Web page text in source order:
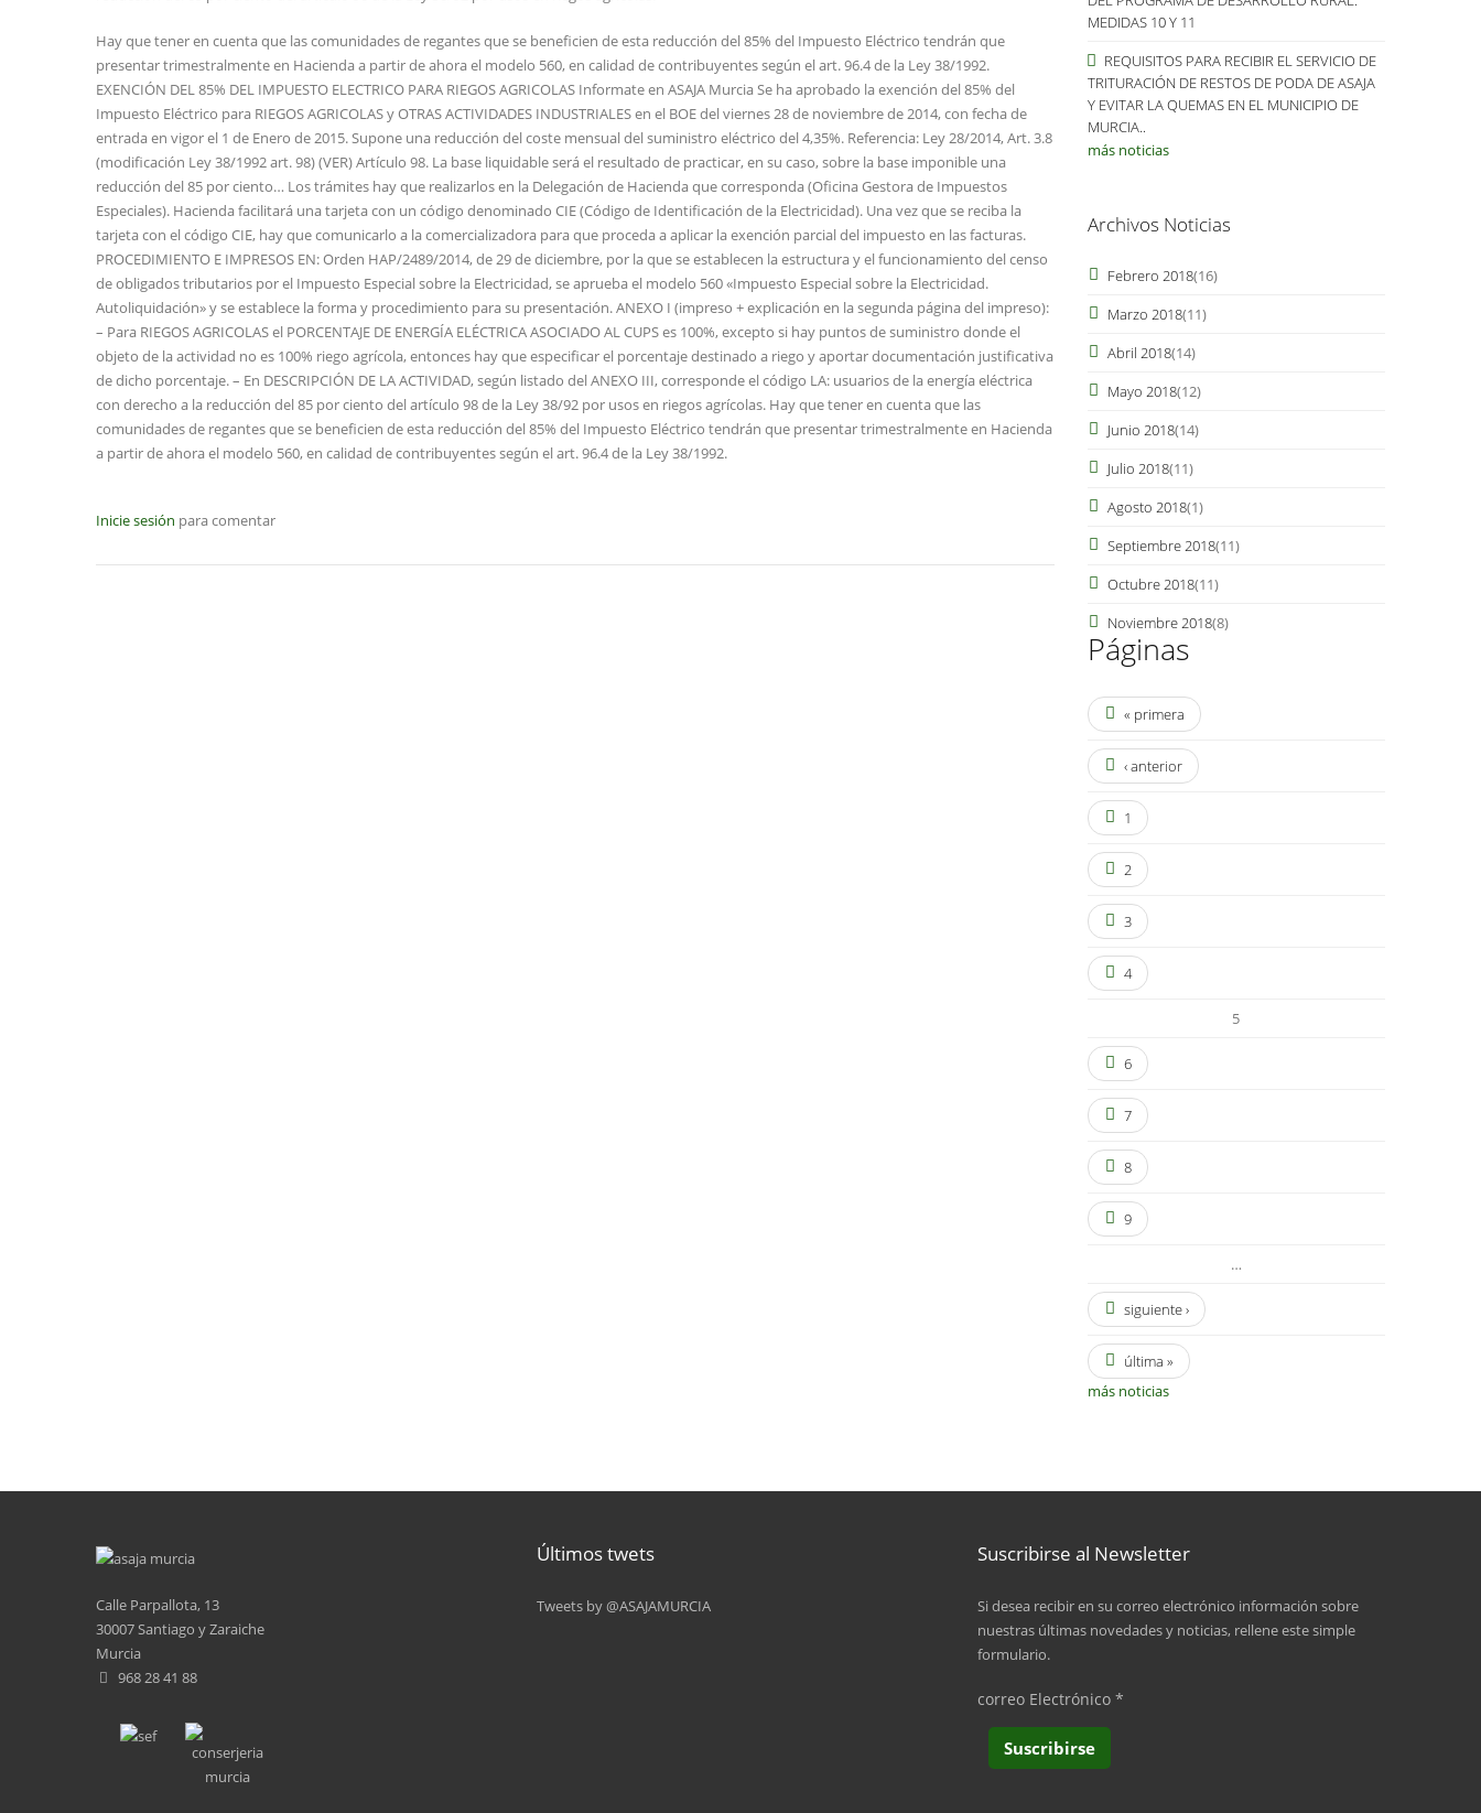
Hay que tener en cuenta que las comunidades de regantes que se beneficien de esta reducción del 85% del Impuesto Eléctrico tendrán que
presentar trimestralmente en Hacienda a partir de ahora el modelo 560, en calidad de contribuyentes según el art. 96.4 de la Ley 38/1992.
EXENCIÓN DEL 85% DEL IMPUESTO ELECTRICO PARA RIEGOS AGRICOLAS Informate en ASAJA Murcia Se ha aprobado la exención del 85% del
Impuesto Eléctrico para RIEGOS AGRICOLAS y OTRAS ACTIVIDADES INDUSTRIALES en el BOE del viernes 28 de noviembre de 2014, con fecha de
entrada en vigor el 1 de Enero de 2015. Supone una reducción del coste mensual del suministro eléctrico del 4,35%. Referencia: Ley 28/2014, Art. 3.8
(modificación Ley 38/1992 art. 98) (VER) Artículo 98. La base liquidable será el resultado de practicar, en su caso, sobre la base imponible una
reducción del 85 por ciento… Los trámites hay que realizarlos en la Delegación de Hacienda que corresponda (Oficina Gestora de Impuestos
Especiales). Hacienda facilitará una tarjeta con un código denominado CIE (Código de Identificación de la Electricidad). Una vez que se reciba la
tarjeta con el código CIE, hay que comunicarlo a la comercializadora para que proceda a aplicar la exención parcial del impuesto en las facturas.
PROCEDIMIENTO E IMPRESOS EN: Orden HAP/2489/2014, de 29 de diciembre, por la que se establecen la estructura y el funcionamiento del censo
de obligados tributarios por el Impuesto Especial sobre la Electricidad, se aprueba el modelo 560 «Impuesto Especial sobre la Electricidad.
Autoliquidación» y se establece la forma y procedimiento para su presentación. ANEXO I (impreso + explicación en la segunda página del impreso):
– Para RIEGOS AGRICOLAS el PORCENTAJE DE ENERGÍA ELÉCTRICA ASOCIADO AL CUPS es 100%, excepto si hay puntos de suministro donde el
objeto de la actividad no es 100% riego agrícola, entonces hay que especificar el porcentaje destinado a riego y aportar documentación justificativa
de dicho porcentaje. – En DESCRIPCIÓN DE LA ACTIVIDAD, según listado del ANEXO III, corresponde el código LA: usuarios de la energía eléctrica
con derecho a la reducción del 85 por ciento del artículo 98 de la Ley 38/92 por usos en riegos agrícolas. Hay que tener en cuenta que las
comunidades de regantes que se beneficien de esta reducción del 85% del Impuesto Eléctrico tendrán que presentar trimestralmente en Hacienda
a partir de ahora el modelo 560, en calidad de contribuyentes según el art. 96.4 de la Ley 38/1992.
Inicie sesión para comentar
MEDIDAS 10 Y 11
REQUISITOS PARA RECIBIR EL SERVICIO DE
TRITURACIÓN DE RESTOS DE PODA DE ASAJA
Y EVITAR LA QUEMAS EN EL MUNICIPIO DE
MURCIA..
más noticias
Archivos Noticias
Febrero 2018(16)
Marzo 2018(11)
Abril 2018(14)
Mayo 2018(12)
Junio 2018(14)
Julio 2018(11)
Agosto 2018(1)
Septiembre 2018(11)
Octubre 2018(11)
Noviembre 2018(8)
Páginas
« primera
‹ anterior
1
2
3
4
5
6
7
8
9
…
siguiente ›
última »
más noticias
Calle Parpallota, 13
30007 Santiago y Zaraiche
Murcia
968 28 41 88
Últimos twets
Tweets by @ASAJAMURCIA
Suscribirse al Newsletter
Si desea recibir en su correo electrónico información sobre
nuestras últimas novedades y noticias, rellene este simple
formulario.
correo Electrónico *